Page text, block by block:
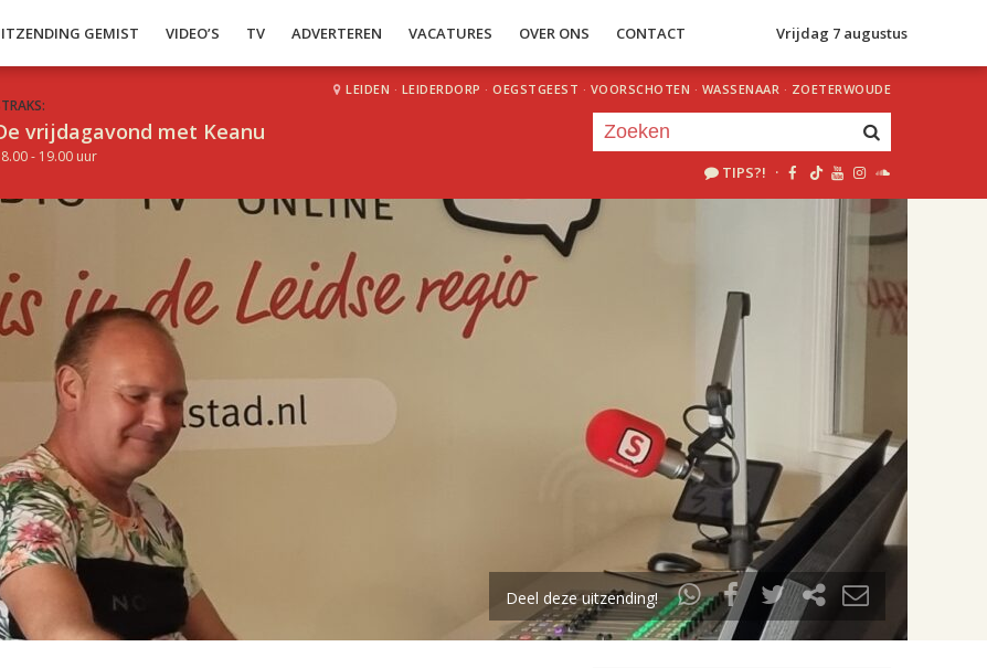
GEMIST VIDEO’S TV ADVERTEREN VACATURES OVER ONS CONTACT Vrijdag 7 augustus
vrijdagavond met Keanu
- 19.00 uur
LEIDEN · LEIDERDORP · OEGSTGEEST · VOORSCHOTEN · WASSENAAR · ZOETERWOUDE
TIPS?! ·
uur 1 van 2
Volgend uur
Deel deze uitzending!